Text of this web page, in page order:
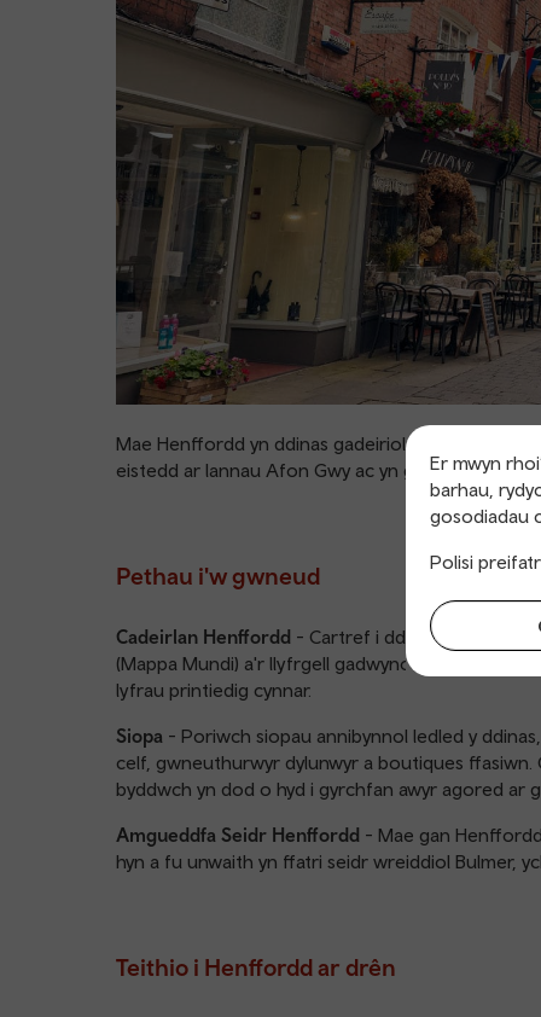
Er mwyn
barhau,
gosodiadau
Polisi
Mae Henffordd yn ddinas gadeiriol sy'n cynnig
eistedd ar lannau Afon Gwy ac yn gorwedd dim
Pethau i'w gwneud
Cadeirlan Henffordd - Cartref i ddau dorrwr
(Mappa Mundi) a'r llyfrgell gadwynog fwyaf ar y
lyfrau printiedig cynnar.
Siopa - Poriwch siopau annibynnol ledled y
celf, gwneuthurwyr dylunwyr a boutiques ffasiwn.
byddwch yn dod o hyd i gyrchfan awyr agored ar
Amgueddfa Seidr Henffordd - Mae gan
hyn a fu unwaith yn ffatri seidr wreiddiol Bulmer,
Teithio i Henffordd ar drên